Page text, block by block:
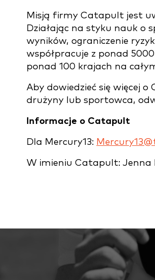
Misją firmy Catapult jest
Działając na styku nauk o
wyników, ograniczenie
współpracuje z ponad
ponad 100 krajach na
Aby dowiedzieć się więcej
drużyny lub sportowca,
Informacje o Catapult
Dla Mercury13:
W imieniu Catapult: Jenna